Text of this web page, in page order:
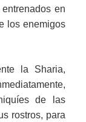
en
los enemigos
la Sharia,
de las
rostros, para